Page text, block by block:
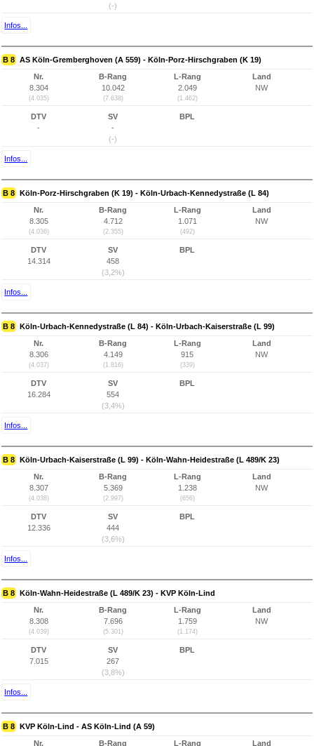
(-)
Infos...
B 8 AS Köln-Gremberghoven (A 559) - Köln-Porz-Hirschgraben (K 19)
Nr.
8.304
(4.035)
B-Rang
10.042
(7.638)
L-Rang
2.049
(1.462)
Land
NW
DTV
-
SV
-
(-)
BPL
Infos...
B 8 Köln-Porz-Hirschgraben (K 19) - Köln-Urbach-Kennedystraße (L 84)
Nr.
8.305
(4.036)
B-Rang
4.712
(2.355)
L-Rang
1.071
(492)
Land
NW
DTV
14.314
SV
458
(3,2%)
BPL
Infos...
B 8 Köln-Urbach-Kennedystraße (L 84) - Köln-Urbach-Kaiserstraße (L 99)
Nr.
8.306
(4.037)
B-Rang
4.149
(1.816)
L-Rang
915
(339)
Land
NW
DTV
16.284
SV
554
(3,4%)
BPL
Infos...
B 8 Köln-Urbach-Kaiserstraße (L 99) - Köln-Wahn-Heidestraße (L 489/K 23)
Nr.
8.307
(4.038)
B-Rang
5.369
(2.997)
L-Rang
1.238
(656)
Land
NW
DTV
12.336
SV
444
(3,6%)
BPL
Infos...
B 8 Köln-Wahn-Heidestraße (L 489/K 23) - KVP Köln-Lind
Nr.
8.308
(4.039)
B-Rang
7.696
(5.301)
L-Rang
1.759
(1.174)
Land
NW
DTV
7.015
SV
267
(3,8%)
BPL
Infos...
B 8 KVP Köln-Lind - AS Köln-Lind (A 59)
Nr. B-Rang L-Rang Land